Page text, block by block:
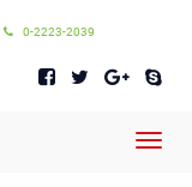
0-2223-2039